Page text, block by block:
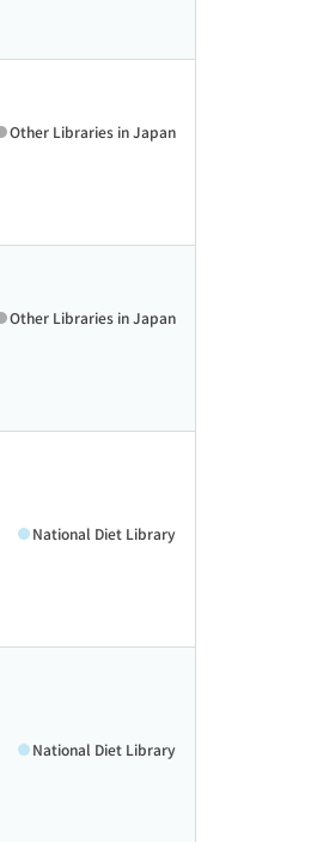
Other Libraries in Japan
Other Libraries in Japan
National Diet Library
National Diet Library